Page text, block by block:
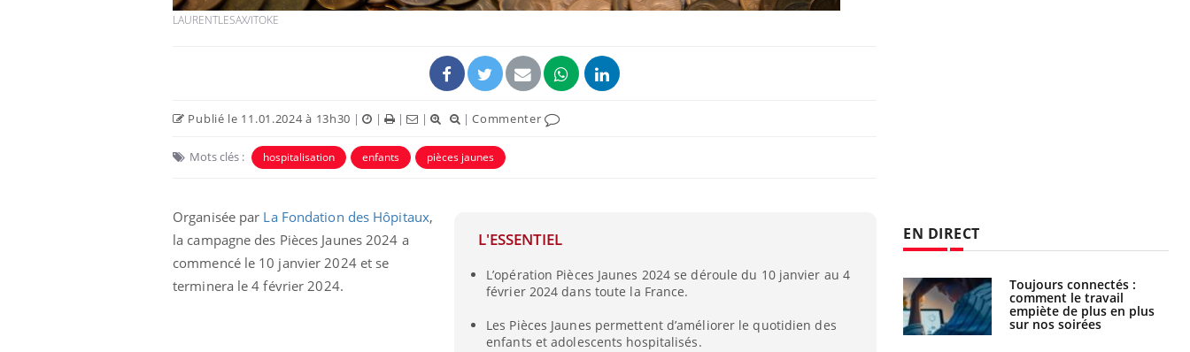
LAURENTLESAX/ITOKE
Publié le 11.01.2024 à 13h30 | | | | |Commenter
Mots clés : hospitalisation enfants pièces jaunes
L'ESSENTIEL
L’opération Pièces Jaunes 2024 se déroule du 10 janvier au 4
février 2024 dans toute la France.
Les Pièces Jaunes permettent d’améliorer le quotidien des
enfants et adolescents hospitalisés.
Organisée par La Fondation des Hôpitaux,
la campagne des Pièces Jaunes 2024 a
commencé le 10 janvier 2024 et se
terminera le 4 février 2024.
EN DIRECT
Les troubles du sommeil Syndrome métabolique :
quels sont les meilleurs
Mortalité infantile : un Toujours connectés :
comment le travail
empiète de plus en plus
sur nos soirées